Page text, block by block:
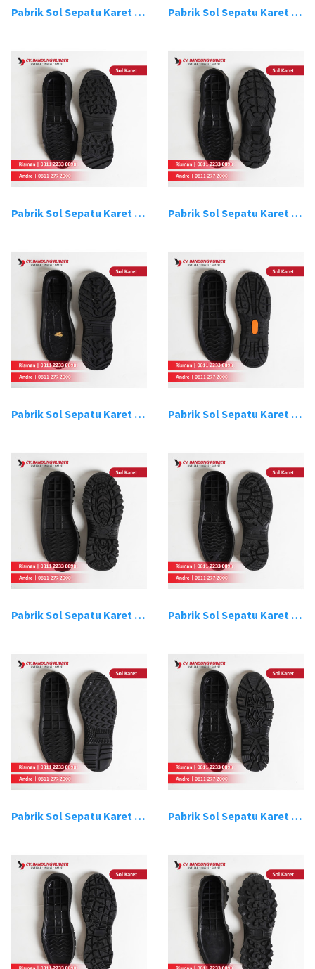
Pabrik Sol Sepatu Karet Bandung 5 Pabrik Sol Sepatu Karet Bandung 6
Pabrik Sol Sepatu Karet Bandung 7 Pabrik Sol Sepatu Karet Bandung 8
Pabrik Sol Sepatu Karet Bandung 9 Pabrik Sol Sepatu Karet Bandung 10
Pabrik Sol Sepatu Karet Bandung 11 Pabrik Sol Sepatu Karet Bandung 12
Pabrik Sol Sepatu Karet Bandung 13 Pabrik Sol Sepatu Karet Bandung 14